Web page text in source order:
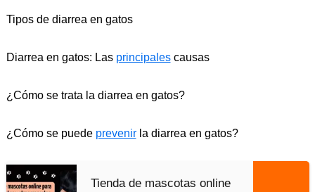
Tipos de diarrea en gatos
Diarrea en gatos: Las principalescausas
¿Cómo se trata la diarrea en gatos?
¿Cómo se puede prevenirla diarrea en gatos?
Tienda de mascotas online